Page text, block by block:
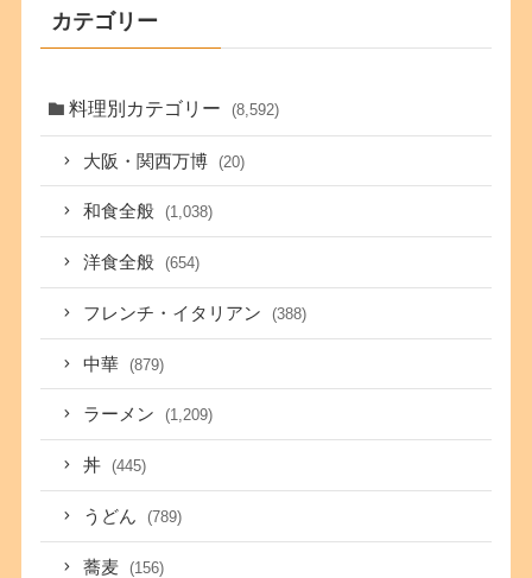
カテゴリー
料理別カテゴリー (8,592)
大阪・関西万博 (20)
和食全般 (1,038)
洋食全般 (654)
フレンチ・イタリアン (388)
中華 (879)
ラーメン (1,209)
丼 (445)
うどん (789)
蕎麦 (156)